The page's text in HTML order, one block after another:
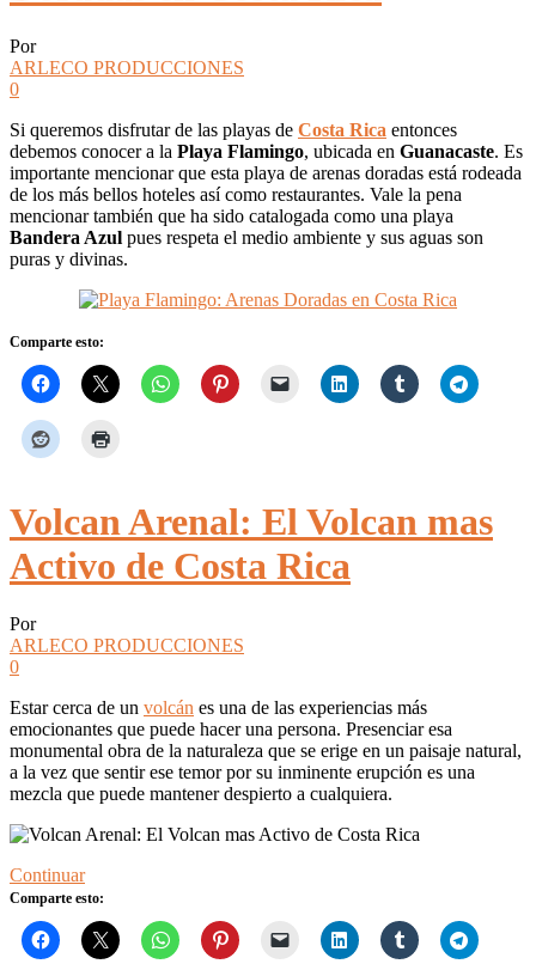
Por
ARLECO PRODUCCIONES
0
Si queremos disfrutar de las playas de Costa Rica entonces
debemos conocer a la Playa Flamingo, ubicada en Guanacaste. Es
importante mencionar que esta playa de arenas doradas está rodeada
de los más bellos hoteles así como restaurantes. Vale la pena
mencionar también que ha sido catalogada como una playa
Bandera Azul pues respeta el medio ambiente y sus aguas son
puras y divinas.
Comparte esto:
Volcan Arenal: El Volcan mas
Activo de Costa Rica
Por
ARLECO PRODUCCIONES
0
Estar cerca de un volcán es una de las experiencias más
emocionantes que puede hacer una persona. Presenciar esa
monumental obra de la naturaleza que se erige en un paisaje natural,
a la vez que sentir ese temor por su inminente erupción es una
mezcla que puede mantener despierto a cualquiera.
Continuar
Comparte esto: